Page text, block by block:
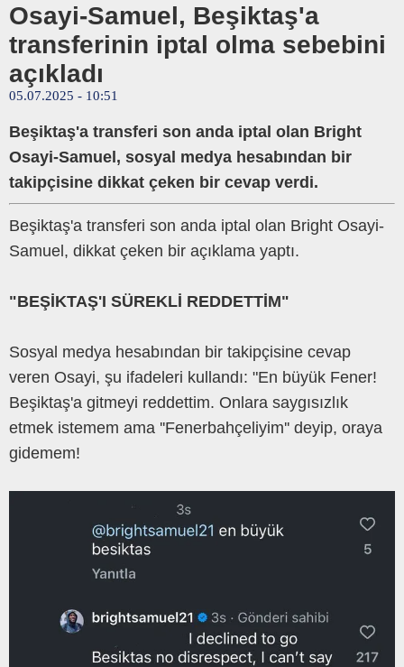
Osayi-Samuel, Beşiktaş'a
transferinin iptal olma sebebini
açıkladı
05.07.2025 - 10:51
Beşiktaş'a transferi son anda iptal olan Bright
Osayi-Samuel, sosyal medya hesabından bir
takipçisine dikkat çeken bir cevap verdi.
Beşiktaş'a transferi son anda iptal olan Bright Osayi-
Samuel, dikkat çeken bir açıklama yaptı.
"BEŞİKTAŞ'I SÜREKLİ REDDETTİM"
Sosyal medya hesabından bir takipçisine cevap
veren Osayi, şu ifadeleri kullandı: "En büyük Fener!
Beşiktaş'a gitmeyi reddettim. Onlara saygısızlık
etmek istemem ama ''Fenerbahçeliyim'' deyip, oraya
gidemem!